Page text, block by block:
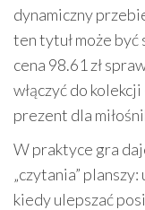
dynamiczny
ten tytuł może
cena 98.61 zł
włączyć do
prezent dla
W praktyce gra
„czytania”
kiedy ulepszać